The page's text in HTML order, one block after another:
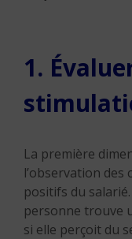
1.
La première
l’observation
positifs du salarié.
personne trouve
si elle perçoit du